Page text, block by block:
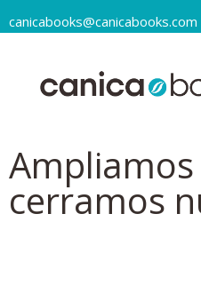
canicabooks@canicabooks.com
cerramos